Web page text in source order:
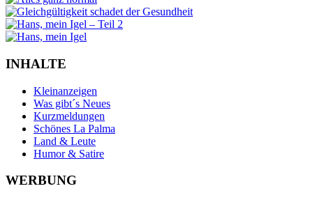
INHALTE
Kleinanzeigen
Was gibt´s Neues
Kurzmeldungen
Schönes La Palma
Land & Leute
Humor & Satire
WERBUNG